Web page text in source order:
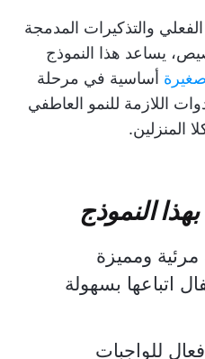
والتذكيرات المدمجة
يساعد هذا النموذج
أساسية في مرحلة
اللازمة للنمو العاطفي
المنزلين.
النموذج
ومميزة
اتباعها بسهولة
للواجبات